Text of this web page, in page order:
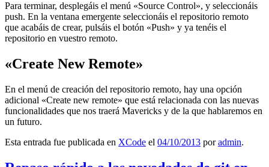
Para terminar, desplegáis el menú «Source Control», y seleccionáis
push. En la ventana emergente seleccionáis el repositorio remoto
que acabáis de crear, pulsáis el botón «Push» y ya tenéis el
repositorio en vuestro remoto.
«Create New Remote»
En el menú de creación del repositorio remoto, hay una opción
adicional «Create new remote» que está relacionada con las nuevas
funcionalidades que nos traerá Mavericks y de la que hablaremos en
un futuro.
Esta entrada fue publicada en XCode el 04/10/2013 poradmin.